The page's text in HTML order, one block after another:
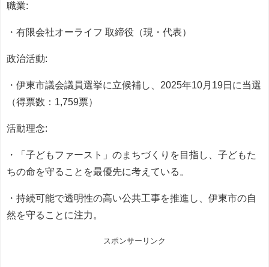
職業:
・有限会社オーライフ 取締役（現・代表）
政治活動:
・伊東市議会議員選挙に立候補し、2025年10月19日に当選
（得票数：1,759票）
活動理念:
・「子どもファースト」のまちづくりを目指し、子どもた
ちの命を守ることを最優先に考えている。
・持続可能で透明性の高い公共工事を推進し、伊東市の自
然を守ることに注力。
スポンサーリンク